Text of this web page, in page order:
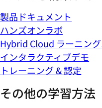
製品ドキュメント
ハンズオンラボ
Hybrid Cloud ラーニン
インタラクティブデモ
トレーニング & 認定
その他の学習方法